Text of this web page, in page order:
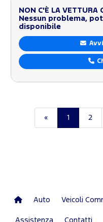
NON C'È LA VETTURA
Nessun problema,
disponibile
« 1 2
Auto Veicoli
Assistenza Contatti